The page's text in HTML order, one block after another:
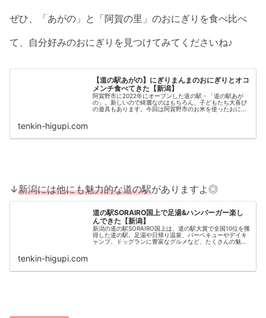
ぜひ、「あがの」と「阿賀の里」のおにぎりを食べ比べ
て、自分好みのおにぎりを見つけてみてくださいね♪
【道の駅あがの】にぎりまんまのおにぎりとオコ
メンチ食べてきた【新潟】
阿賀野市に2022年にオープンした道の駅・「道の駅あが
の」。新しいので綺麗なのはもちろん、子どもたち大喜び
の遊具もあります。今回は阿賀野市のお米を使ったおにぎ
tenkin-higupi.com
↓新潟には他にも魅力的な道の駅がありますよ◎
道の駅SORAIRO国上で足湯&ハンバーガー楽し
んできた【新潟】
新潟の道の駅SORAIRO国上は、道の駅大賞で全国10位を獲
得した道の駅。足湯や日帰り温泉、バーベキューやデイキ
ャンプ、ドッグランに豊富なグルメなど、たくさんの魅力
tenkin-higupi.com